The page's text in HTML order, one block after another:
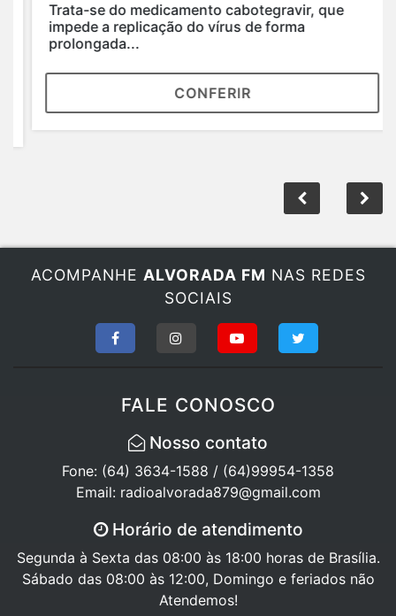
Trata-se do medicamento cabotegravir, que
impede a replicação do vírus de forma
prolongada...
CONFERIR
SOCIAIS
Fone: (64) 3634-1588 / (64)99954-1358
Email: radioalvorada879@gmail.com
Segunda à Sexta das 08:00 às 18:00 horas de Brasília.
Sábado das 08:00 às 12:00, Domingo e feriados não
Atendemos!